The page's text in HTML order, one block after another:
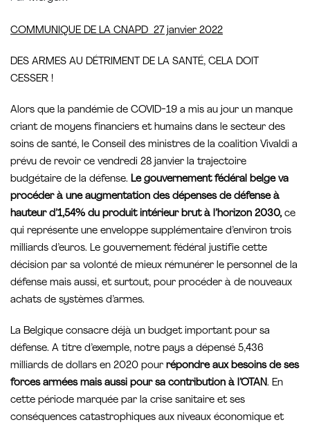
COMMUNIQUE DE LA CNAPD 27 janvier 2022
DES ARMES AU DÉTRIMENT DE LA SANTÉ, CELA DOIT
CESSER !
Alors que la pandémie de COVID-19 a mis au jour un manque
criant de moyens financiers et humains dans le secteur des
soins de santé, le Conseil des ministres de la coalition Vivaldi a
prévu de revoir ce vendredi 28 janvier la trajectoire
budgétaire de la défense. Le gouvernement fédéral belge va
procéder à une augmentation des dépenses de défense à
hauteur d’1,54% du produit intérieur brut à l’horizon 2030, ce
qui représente une enveloppe supplémentaire d’environ trois
milliards d’euros. Le gouvernement fédéral justifie cette
décision par sa volonté de mieux rémunérer le personnel de la
défense mais aussi, et surtout, pour procéder à de nouveaux
achats de systèmes d’armes.
La Belgique consacre déjà un budget important pour sa
défense. A titre d’exemple, notre pays a dépensé 5,436
milliards de dollars en 2020 pour répondre aux besoins de ses
forces armées mais aussi pour sa contribution à l’OTAN. En
cette période marquée par la crise sanitaire et ses
conséquences catastrophiques aux niveaux économique et